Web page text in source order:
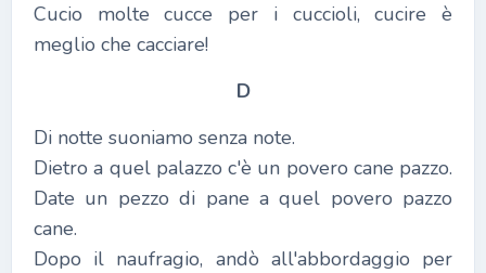
Cucio molte cucce per i cuccioli, cucire è
meglio che cacciare!
D
Di notte suoniamo senza note.
Dietro a quel palazzo c'è un povero cane pazzo.
Date un pezzo di pane a quel povero pazzo
cane.
Dopo il naufragio, andò all'abbordaggio per